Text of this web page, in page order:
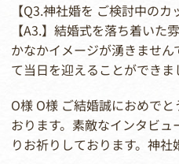
【Q3.神社婚を ご検討中の
【A3.】結婚式を落ち着い
かなかイメージが湧きませ
て当日を迎えることができま
O様 O様 ご結婚誠におめで
おります。素敵なインタビ
りお祈りしております。神